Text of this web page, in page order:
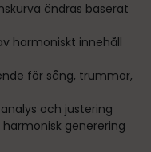
ändras baserat
harmoniskt innehåll
för sång, trummor,
och justering
generering